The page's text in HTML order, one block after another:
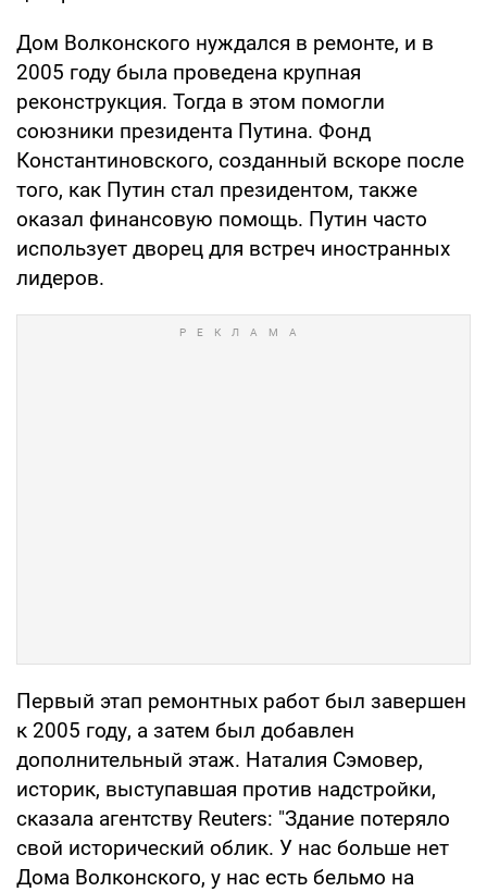
Дом Волконского нуждался в ремонте, и в
2005 году была проведена крупная
реконструкция. Тогда в этом помогли
союзники президента Путина. Фонд
Константиновского, созданный вскоре после
того, как Путин стал президентом, также
оказал финансовую помощь. Путин часто
использует дворец для встреч иностранных
лидеров.
Первый этап ремонтных работ был завершен
к 2005 году, а затем был добавлен
дополнительный этаж. Наталия Сэмовер,
историк, выступавшая против надстройки,
сказала агентству Reuters: "Здание потеряло
свой исторический облик. У нас больше нет
Дома Волконского, у нас есть бельмо на